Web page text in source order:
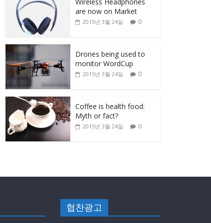
are now on Market
2015년 3월 24일 0
Drones being used to
monitor WordCup
2015년 3월 24일 0
Coffee is health food:
Myth or fact?
2015년 3월 24일 0
협찬광고